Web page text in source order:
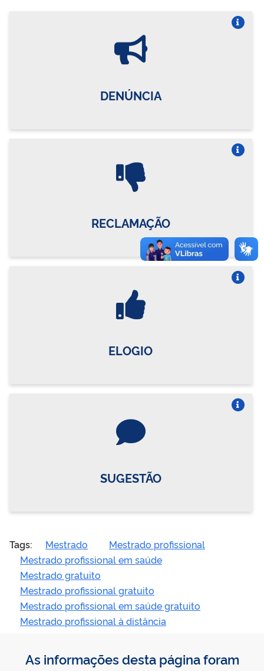
DENÚNCIA
RECLAMAÇÃO
ELOGIO
SUGESTÃO
Tags: Mestrado
Mestrado profissional
Mestrado profissional em saúde
Mestrado gratuito
Mestrado profissional gratuito
Mestrado profissional em saúde gratuito
Mestrado profissional à distância
As informações desta página foram